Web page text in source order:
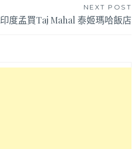
NEXT POST
印度孟買Taj Mahal 泰姬瑪哈飯店